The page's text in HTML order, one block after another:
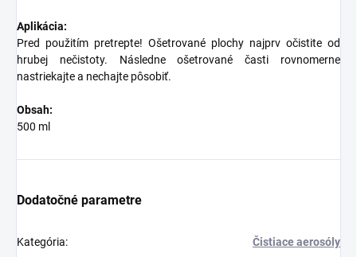
Aplikácia:
Pred použitím pretrepte! Ošetrované plochy najprv očistite od
hrubej nečistoty. Následne ošetrované časti rovnomerne
nastriekajte a nechajte pôsobiť.
Obsah:
500 ml
Dodatočné parametre
Kategória: Čistiace aerosóly